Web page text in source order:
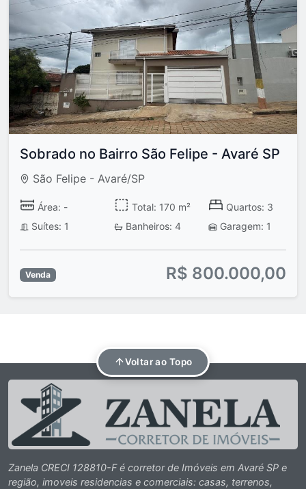
Sobrado no Bairro São Felipe - Avaré SP
São Felipe - Avaré/SP
Área: - Total: 170 m²
Quartos: 3
Suítes: 1
Banheiros: 4 Garagem: 1
Venda R$ 800.000,00
Voltar ao Topo
Zanela CRECI 128810-F é corretor de Imóveis em Avaré SP e
região, imoveis residencias e comerciais: casas, terrenos,